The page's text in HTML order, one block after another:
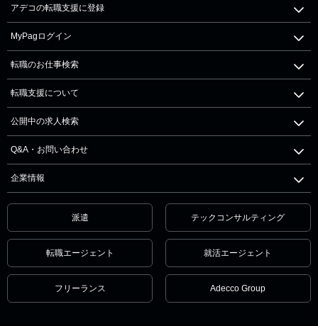
アデコの転職支援に登録
MyPagログイン
転職のお仕事検索
転職支援について
公開中の求人検索
Q&A・お問い合わせ
企業情報
派遣 テックコンサルティング
転職エージェント 就活エージェント
フリーランス Adecco Group